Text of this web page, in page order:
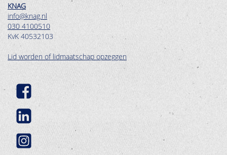
KNAG
info@knag.nl
030 4100510
KvK 40532103
Lid worden of lidmaatschap opzeggen